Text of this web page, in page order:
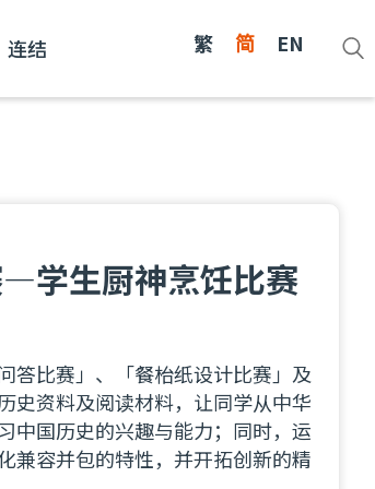
连结 繁 简 EN
—学生厨神烹饪比赛
答比赛」、「餐枱纸设计比赛」及
史资料及阅读材料，让同学从中华
中国历史的兴趣与能力；同时，运
兼容并包的特性，并开拓创新的精